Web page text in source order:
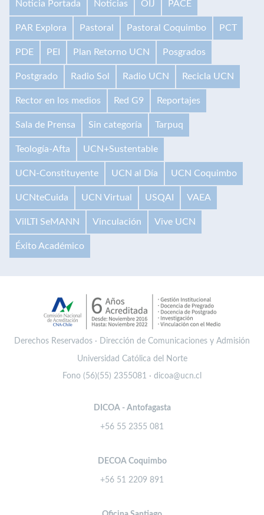
Noticia Portada Noticias OIJ PACE
PAR Explora Pastoral Pastoral Coquimbo PCT
PDE PEI Plan Retorno UCN Posgrados
Postgrado Radio Sol Radio UCN Recicla UCN
Rector en los medios Red G9 Reportajes
Sala de Prensa Sin categoría Tarpuq
Teología-Afta UCN+Sustentable
UCN-Constituyente UCN al Día UCN Coquimbo
UCNteCuida UCN Virtual USQAI VAEA
VilLTI SeMANN Vinculación Vive UCN
Éxito Académico
Derechos Reservados · Dirección de Comunicaciones y Admisión
Universidad Católica del Norte
Fono (56)(55) 2355081 · dicoa@ucn.cl
DICOA - Antofagasta
+56 55 2355 081
DECOA Coquimbo
+56 51 2209 891